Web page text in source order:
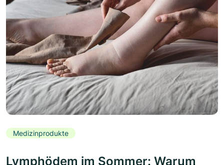
Medizinprodukte
Lymphödem im Sommer: Warum